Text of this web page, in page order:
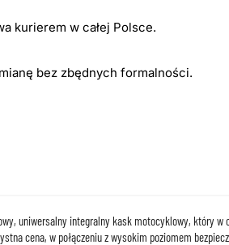
kurierem w całej Polsce.
bez zbędnych formalności.
uniwersalny integralny kask motocyklowy, który w
cena, w połączeniu z wysokim poziomem